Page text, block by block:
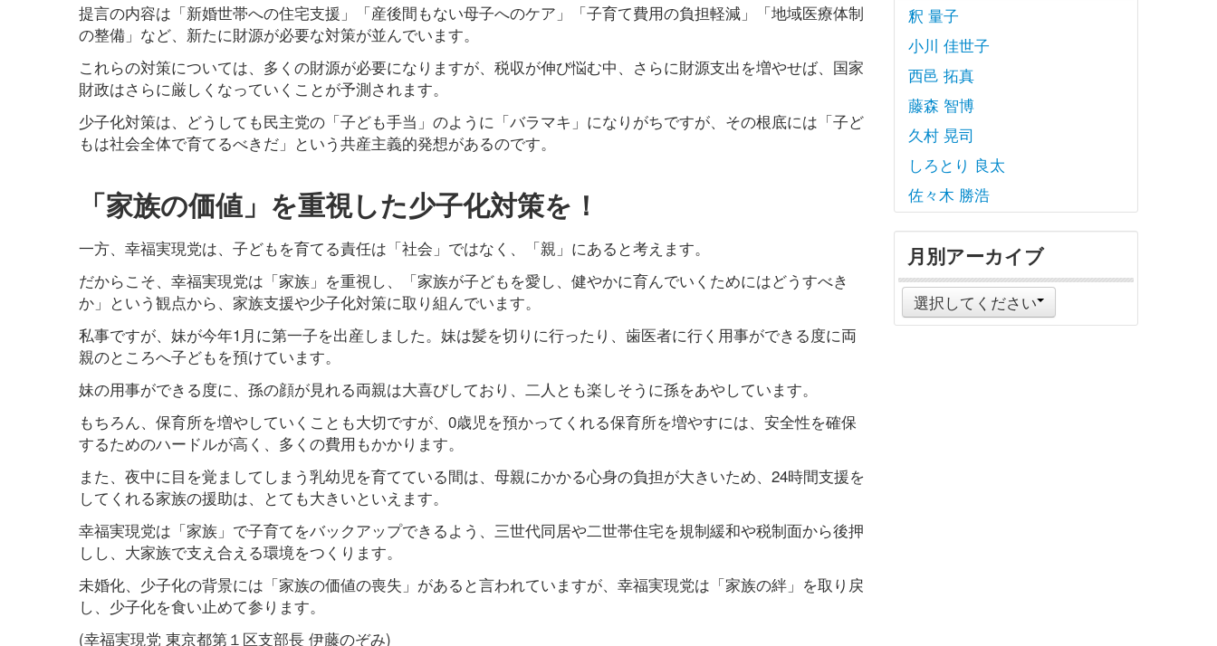
提言の内容は「新婚世帯への住宅支援」「産後間もない母子へのケア」「子育て費用の負担軽減」「地域医療体制
の整備」など、新たに財源が必要な対策が並んでいます。
これらの対策については、多くの財源が必要になりますが、税収が伸び悩む中、さらに財源支出を増やせば、国家
財政はさらに厳しくなっていくことが予測されます。
少子化対策は、どうしても民主党の「子ども手当」のように「バラマキ」になりがちですが、その根底には「子ど
もは社会全体で育てるべきだ」という共産主義的発想があるのです。
「家族の価値」を重視した少子化対策を！
一方、幸福実現党は、子どもを育てる責任は「社会」ではなく、「親」にあると考えます。
だからこそ、幸福実現党は「家族」を重視し、「家族が子どもを愛し、健やかに育んでいくためにはどうすべき
か」という観点から、家族支援や少子化対策に取り組んでいます。
私事ですが、妹が今年1月に第一子を出産しました。妹は髪を切りに行ったり、歯医者に行く用事ができる度に両
親のところへ子どもを預けています。
妹の用事ができる度に、孫の顔が見れる両親は大喜びしており、二人とも楽しそうに孫をあやしています。
もちろん、保育所を増やしていくことも大切ですが、0歳児を預かってくれる保育所を増やすには、安全性を確保
するためのハードルが高く、多くの費用もかかります。
また、夜中に目を覚ましてしまう乳幼児を育てている間は、母親にかかる心身の負担が大きいため、24時間支援を
してくれる家族の援助は、とても大きいといえます。
幸福実現党は「家族」で子育てをバックアップできるよう、三世代同居や二世帯住宅を規制緩和や税制面から後押
しし、大家族で支え合える環境をつくります。
未婚化、少子化の背景には「家族の価値の喪失」があると言われていますが、幸福実現党は「家族の絆」を取り戻
し、少子化を食い止めて参ります。
(幸福実現党 東京都第１区支部長 伊藤のぞみ)
釈 量子
小川 佳世子
西邑 拓真
藤森 智博
久村 晃司
しろとり 良太
佐々木 勝浩
月別アーカイブ
選択してください